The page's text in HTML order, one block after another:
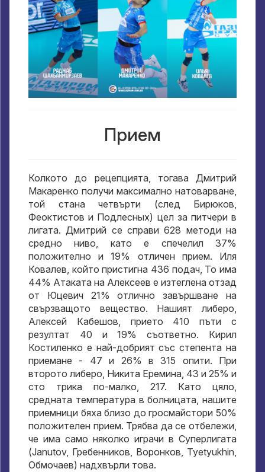
Прием
Колкото до рецепцията, тогава Дмитрий
Макаренко получи максимално натоварване,
той стана четвърти (след Бирюков,
Феоктистов и Подлесных) цел за питчери в
лигата. Дмитрий се справи 628 методи на
средно ниво, като е спечелил 37%
положително и 19% отличен прием. Иля
Ковалев, който пристигна 436 подач, То има
44% Атаката на Алексеев е изтеглена отзад
от Юцевич 21% отлично завършване на
свързващото вещество. Нашият либеро,
Алексей Кабешов, прието 410 пъти с
резултат 40 и 19% съответно. Кирил
Костиленко е най-добрият със степента на
приемане - 47 и 26% в 315 опити. При
второто либеро, Никита Еремина, 43 и 25% и
сто трика по-малко, 217. Като цяло,
средната температура в болницата, нашите
приемници бяха близо до гросмайстори 50%
положителен прием. Трябва да се отбележи,
че има само няколко играчи в Суперлигата
(Janutov, Гребенников, Воронков, Tyetyukhin,
Обмочаев) надхвърли това.